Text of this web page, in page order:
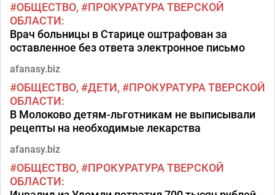
ОБЩЕСТВО
ПРОКУРАТУРА ТВЕРСКОЙ
ОБЛАСТИ
Врач больницы в Старице оштрафован за
оставленное без ответа электронное письмо
afanasy.biz
ОБЩЕСТВО ДЕТИ
ПРОКУРАТУРА ТВЕРСКОЙ
ОБЛАСТИ
В Молоково детям-льготникам не выписывали
рецепты на необходимые лекарства
afanasy.biz
ОБЩЕСТВО
ПРОКУРАТУРА ТВЕРСКОЙ
ОБЛАСТИ